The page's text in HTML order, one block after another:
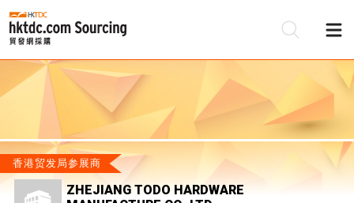
香港贸发局参展商
ZHEJIANG TODO HARDWARE